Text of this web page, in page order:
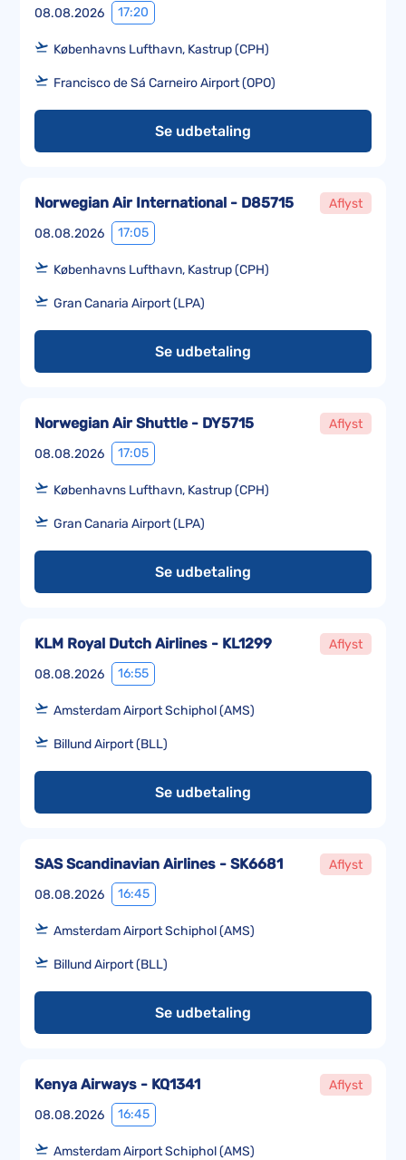
08.08.2026 17:20
Københavns Lufthavn, Kastrup (CPH)
Francisco de Sá Carneiro Airport (OPO)
Se udbetaling
08.08.2026 17:05
Norwegian Air International - D85715 Aflyst
Københavns Lufthavn, Kastrup (CPH)
Gran Canaria Airport (LPA)
Se udbetaling
08.08.2026 17:05
Norwegian Air Shuttle - DY5715 Aflyst
Københavns Lufthavn, Kastrup (CPH)
Gran Canaria Airport (LPA)
Se udbetaling
08.08.2026 16:55
KLM Royal Dutch Airlines - KL1299 Aflyst
Amsterdam Airport Schiphol (AMS)
Billund Airport (BLL)
Se udbetaling
08.08.2026 16:45
SAS Scandinavian Airlines - SK6681 Aflyst
Amsterdam Airport Schiphol (AMS)
Billund Airport (BLL)
Se udbetaling
08.08.2026 16:45
Kenya Airways - KQ1341 Aflyst
Amsterdam Airport Schiphol (AMS)